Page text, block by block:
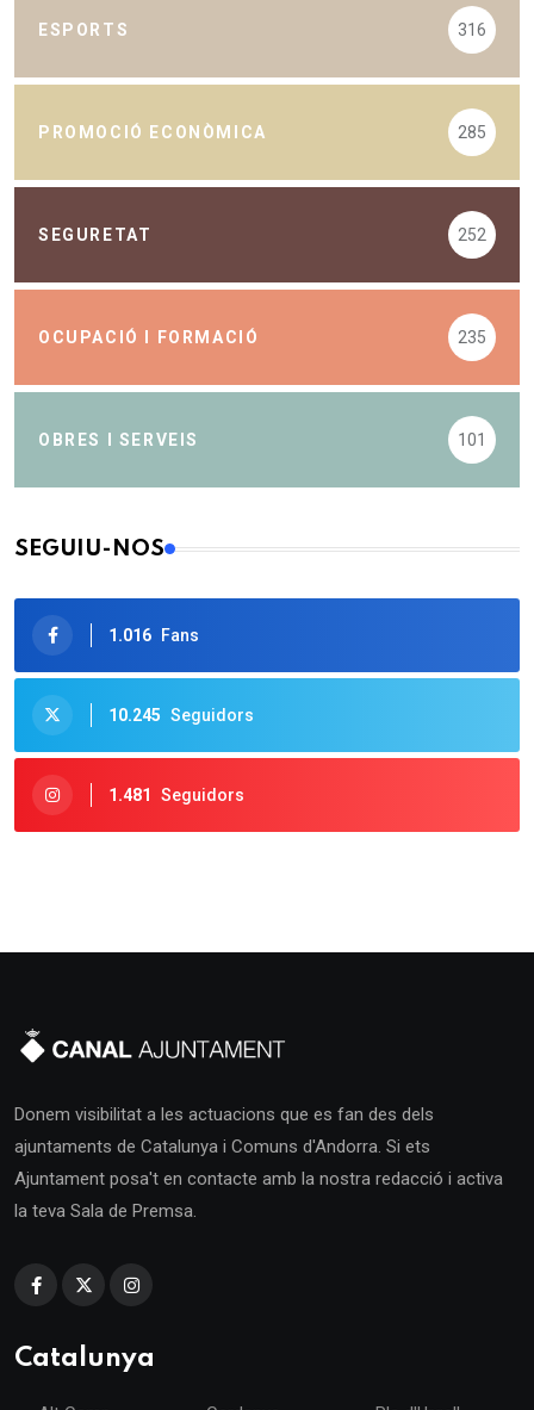
ESPORTS 316
PROMOCIÓ ECONÒMICA 285
SEGURETAT 252
OCUPACIÓ I FORMACIÓ 235
OBRES I SERVEIS 101
SEGUIU-NOS
1.016 Fans
10.245 Seguidors
1.481 Seguidors
Donem visibilitat a les actuacions que es fan des dels
ajuntaments de Catalunya i Comuns d'Andorra. Si ets
Ajuntament posa't en contacte amb la nostra redacció i activa
la teva Sala de Premsa.
Catalunya